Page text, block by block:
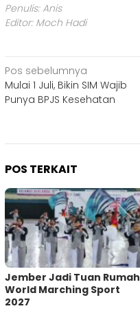
Penulis: Anis
Editor: Moch Hadi
Navigasi
pos
Pos sebelumnya
Mulai 1 Juli, Bikin SIM Wajib
Punya BPJS Kesehatan
POS TERKAIT
Jember Jadi Tuan Rumah
World Marching Sport
2027